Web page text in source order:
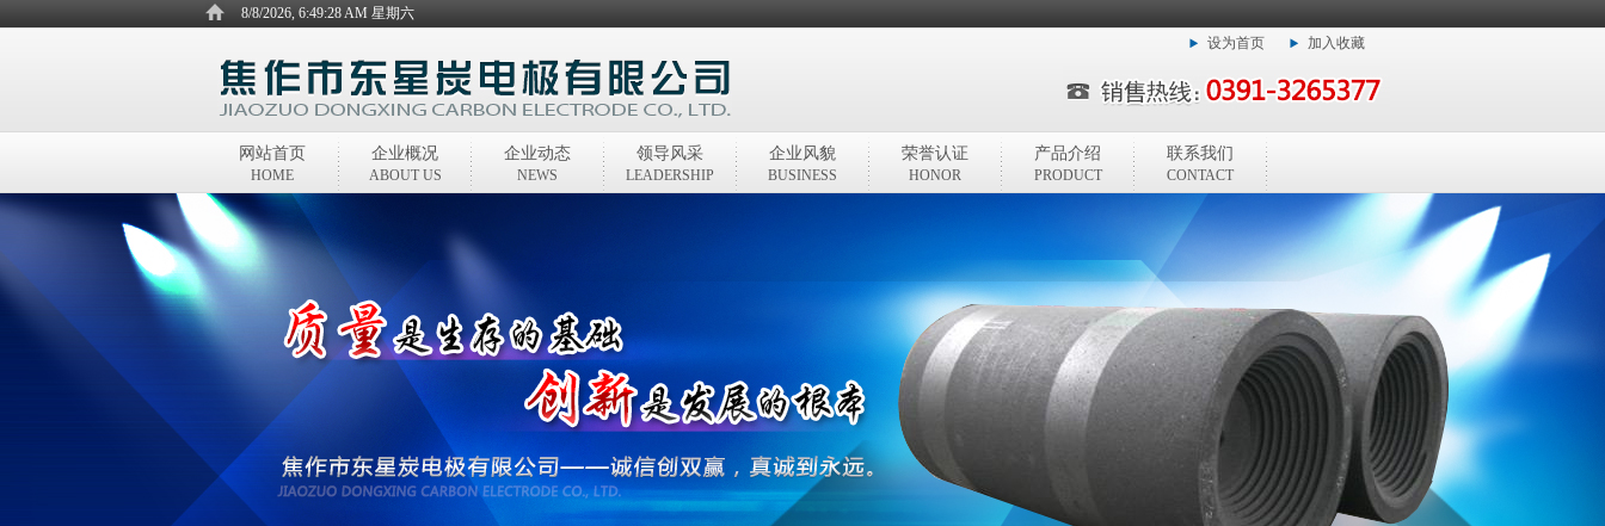
8/8/2026, 6:49:28 AM 星期六
设为首页
加入收藏
网站首页
HOME
企业概况
ABOUT US
企业动态
NEWS
领导风采
LEADERSHIP
企业风貌
BUSINESS
荣誉认证
HONOR
产品介绍
PRODUCT
联系我们
CONTACT